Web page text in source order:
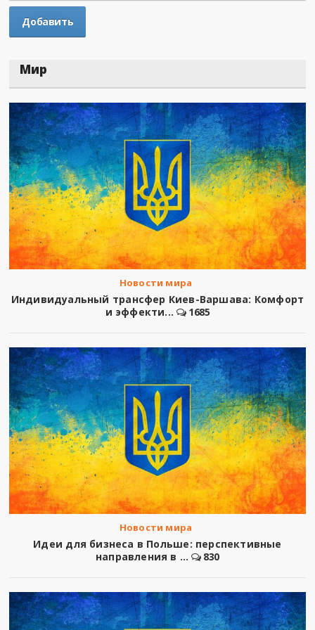
Мир
Новости мира
Индивидуальный трансфер Киев-Варшава: Комфорт
и эффекти...
1685
Новости мира
Идеи для бизнеса в Польше: перспективные
направления в ...
830